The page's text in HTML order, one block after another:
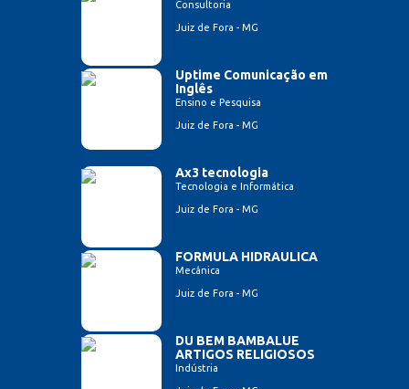
Consultoria
Juiz de Fora - MG
Uptime Comunicação em
Inglês
Ensino e Pesquisa
Juiz de Fora - MG
Ax3 tecnologia
Tecnologia e Informática
Juiz de Fora - MG
FORMULA HIDRAULICA
Mecânica
Juiz de Fora - MG
DU BEM BAMBALUE
ARTIGOS RELIGIOSOS
Indústria